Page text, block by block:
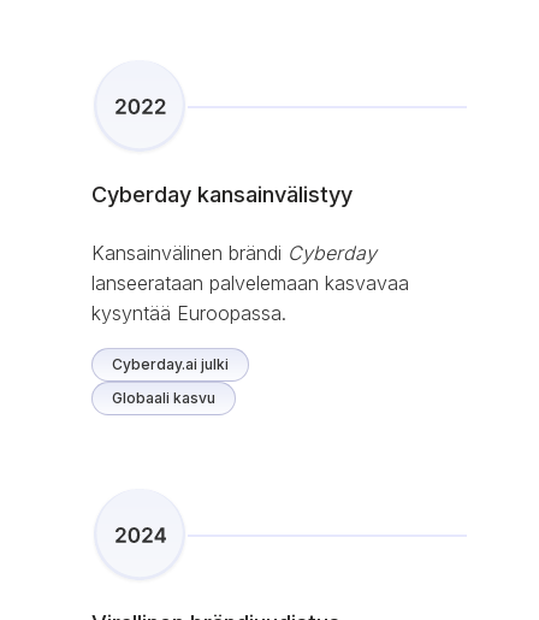
Cyberday kansainvälistyy
Kansainvälinen brändi Cyberday
lanseerataan palvelemaan kasvavaa
kysyntää Euroopassa.
Cyberday.ai julki
Globaali kasvu